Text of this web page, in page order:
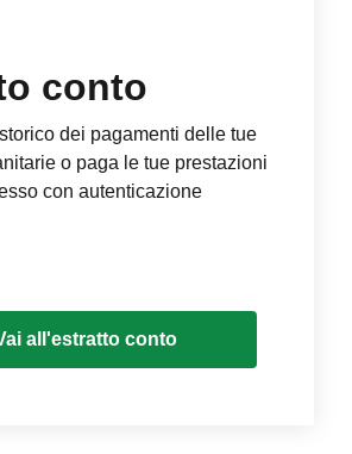
conto
dei pagamenti delle tue
o paga le tue prestazioni
con autenticazione
all'estratto conto